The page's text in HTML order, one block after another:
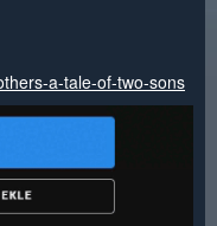
a-tale-of-two-sons